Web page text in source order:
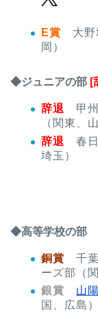
E賞 大
岡）
◆ジュニアの部 [
辞退
甲
（関東、
辞退
春
埼玉）
◆高等学校の部
銅賞 千
ーズ部（
銀賞 山
国、広島）